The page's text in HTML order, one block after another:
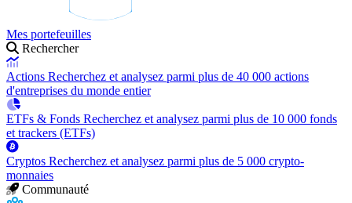
Mes portefeuilles
Rechercher
Actions Recherchez et analysez parmi plus de 40 000 actions
d'entreprises du monde entier
ETFs & Fonds Recherchez et analysez parmi plus de 10 000 fonds
et trackers (ETFs)
Cryptos Recherchez et analysez parmi plus de 5 000 crypto-
monnaies
Communauté